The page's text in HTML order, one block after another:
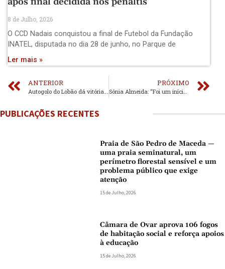
8 de Julho, 2026
O CCD Nadais conquistou a final de Futebol da Fundação
INATEL, disputada no dia 28 de junho, no Parque de
Ler mais »
ANTERIOR PRÓXIMO
PUBLICAÇÕES RECENTES
Praia de São Pedro de Maceda —
uma praia seminatural, um
perímetro florestal sensível e um
problema público que exige
atenção
15 de Julho, 2026
Câmara de Ovar aprova 106 fogos
de habitação social e reforça apoios
à educação
15 de Julho, 2026